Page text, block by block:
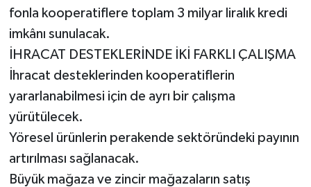
fonla kooperatiflere toplam 3 milyar liralık kredi
imkânı sunulacak.
İHRACAT DESTEKLERİNDE İKİ FARKLI ÇALIŞMA
İhracat desteklerinden kooperatiflerin
yararlanabilmesi için de ayrı bir çalışma
yürütülecek.
Yöresel ürünlerin perakende sektöründeki payının
artırılması sağlanacak.
Büyük mağaza ve zincir mağazaların satış